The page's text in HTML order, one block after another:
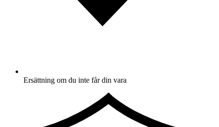
Ersättning om du inte får din vara